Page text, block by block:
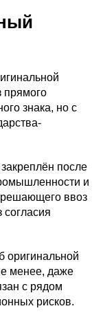
прямого
знака, но с
после
и
ввоз
согласия
оригинальной
менее, даже
с рядом
рисков.